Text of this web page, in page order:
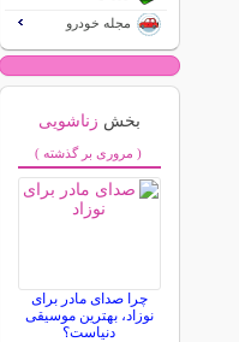
مجله خودرو
بخش زناشویی
( مروری بر گذشته )
چرا صدای مادر برای
نوزاد، بهترین موسیقی
دنیاست؟